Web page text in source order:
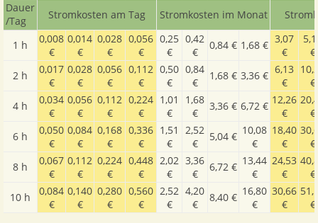
Dauer
/Tag
Stromkosten am Tag Stromkosten im Monat
1 h
0,008
€
0,014
€
0,028
€
0,056
€
0,25
€
0,42
€
0,84 € 1,68 € 3,07
€
€
2 h
0,017
€
0,028
€
0,056
€
0,112
€
0,50
€
0,84
€
1,68 € 3,36 € 6,13
€
€
4 h
0,034
€
0,056
€
0,112
€
0,224
€
1,01
€
1,68
€
3,36 € 6,72 € 12,26
€
€
6 h
0,050
€
0,084
€
0,168
€
0,336
€
1,51
€
2,52
€
5,04 € 10,08
€
18,40
€
€
8 h
0,067
€
0,112
€
0,224
€
0,448
€
2,02
€
3,36
€
6,72 € 13,44
€
24,53
€
€
10 h
0,084
€
0,140
€
0,280
€
0,560
€
2,52
€
4,20
€
8,40 € 16,80
€
30,66
€
€